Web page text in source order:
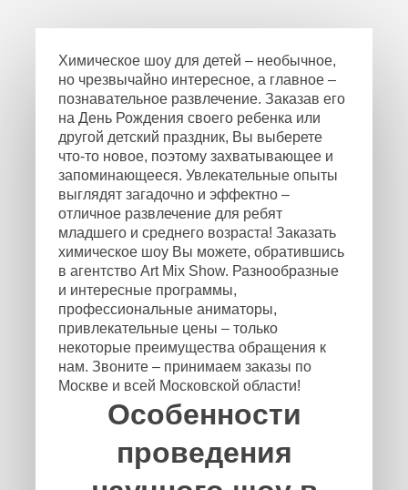
Химическое шоу для детей – необычное,
но чрезвычайно интересное, а главное –
познавательное развлечение. Заказав его
на День Рождения своего ребенка или
другой детский праздник, Вы выберете
что-то новое, поэтому захватывающее и
запоминающееся. Увлекательные опыты
выглядят загадочно и эффектно –
отличное развлечение для ребят
младшего и среднего возраста! Заказать
химическое шоу Вы можете, обратившись
в агентство Art Mix Show. Разнообразные
и интересные программы,
профессиональные аниматоры,
привлекательные цены – только
некоторые преимущества обращения к
нам. Звоните – принимаем заказы по
Москве и всей Московской области!
Особенности
проведения